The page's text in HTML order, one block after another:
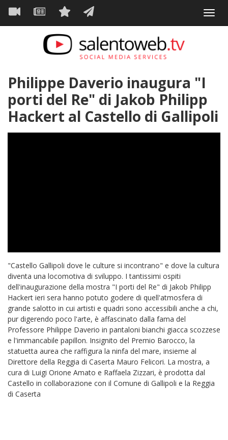
Salta
contenuto
Navigazione
principale
Philippe Daverio inaugura "I
porti del Re" di Jakob Philipp
Hackert al Castello di Gallipoli
"Castello Gallipoli dove le culture si incontrano" e dove la cultura
diventa una locomotiva di sviluppo. I tantissimi ospiti
dell'inaugurazione della mostra "I porti del Re" di Jakob Philipp
Hackert ieri sera hanno potuto godere di quell'atmosfera di
grande salotto in cui artisti e quadri sono accessibili anche a chi,
pur digerendo poco l'arte, è affascinato dalla fama del
Professore Philippe Daverio in pantaloni bianchi giacca scozzese
e l'immancabile papillon. Insignito del Premio Barocco, la
statuetta aurea che raffigura la ninfa del mare, insieme al
Direttore della Reggia di Caserta Mauro Felicori. La mostra, a
cura di Luigi Orione Amato e Raffaela Zizzari, è prodotta dal
Castello in collaborazione con il Comune di Gallipoli e la Reggia
di Caserta